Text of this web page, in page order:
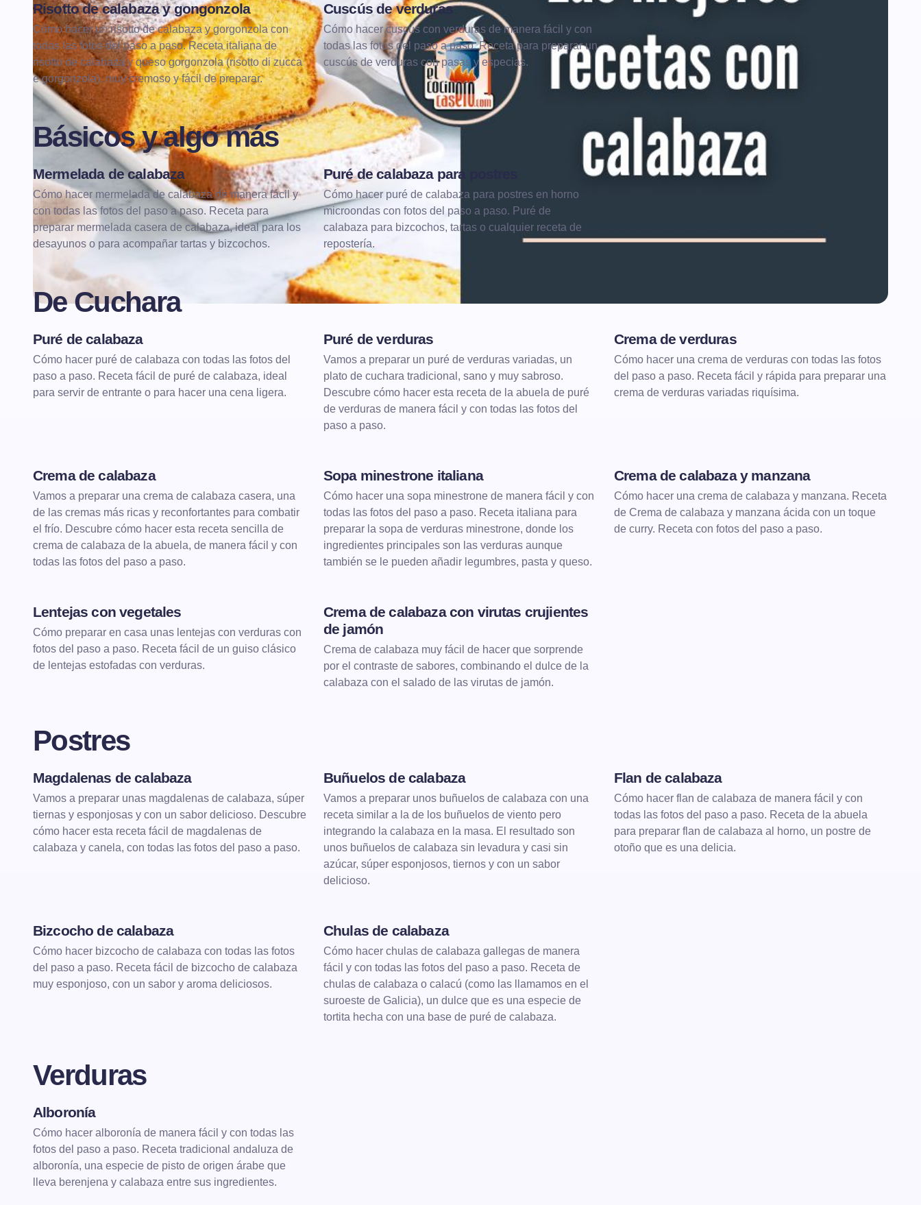
ARROCES RISOTTOS
Risotto de calabaza y gongonzola
Cómo hacer un risotto de calabaza y gorgonzola con
todas las fotos del paso a paso. Receta italiana de
risotto de calabaza y queso gorgonzola (risotto di zucca
e gorgonzola), muy cremoso y fácil de preparar.
ARROCES
Cuscús de verduras
Cómo hacer cuscús con verduras de manera fácil y con
todas las fotos del paso a paso. Receta para preparar un
cuscús de verduras con pasas y especias.
Básicos y algo más
BÁSICOS Y ALGO MÁS MERMELADAS
Mermelada de calabaza
Cómo hacer mermelada de calabaza de manera fácil y
con todas las fotos del paso a paso. Receta para
preparar mermelada casera de calabaza, ideal para los
desayunos o para acompañar tartas y bizcochos.
BÁSICOS Y ALGO MÁS
Puré de calabaza para postres
Cómo hacer puré de calabaza para postres en horno
microondas con fotos del paso a paso. Puré de
calabaza para bizcochos, tartas o cualquier receta de
repostería.
De Cuchara
Puré de calabaza
Cómo hacer puré de calabaza con todas las fotos del
paso a paso. Receta fácil de puré de calabaza, ideal
para servir de entrante o para hacer una cena ligera.
Puré de verduras
Vamos a preparar un puré de verduras variadas, un
plato de cuchara tradicional, sano y muy sabroso.
Descubre cómo hacer esta receta de la abuela de puré
de verduras de manera fácil y con todas las fotos del
paso a paso.
Crema de verduras
Cómo hacer una crema de verduras con todas las fotos
del paso a paso. Receta fácil y rápida para preparar una
crema de verduras variadas riquísima.
Crema de calabaza
Vamos a preparar una crema de calabaza casera, una
de las cremas más ricas y reconfortantes para combatir
el frío. Descubre cómo hacer esta receta sencilla de
crema de calabaza de la abuela, de manera fácil y con
todas las fotos del paso a paso.
Sopa minestrone italiana
Cómo hacer una sopa minestrone de manera fácil y con
todas las fotos del paso a paso. Receta italiana para
preparar la sopa de verduras minestrone, donde los
ingredientes principales son las verduras aunque
también se le pueden añadir legumbres, pasta y queso.
Crema de calabaza y manzana
Cómo hacer una crema de calabaza y manzana. Receta
de Crema de calabaza y manzana ácida con un toque
de curry. Receta con fotos del paso a paso.
Lentejas con vegetales
Cómo preparar en casa unas lentejas con verduras con
fotos del paso a paso. Receta fácil de un guiso clásico
de lentejas estofadas con verduras.
DE CUCHARA
Crema de calabaza con virutas crujientes
de jamón
Crema de calabaza muy fácil de hacer que sorprende
por el contraste de sabores, combinando el dulce de la
calabaza con el salado de las virutas de jamón.
Postres
Magdalenas de calabaza
Vamos a preparar unas magdalenas de calabaza, súper
tiernas y esponjosas y con un sabor delicioso. Descubre
cómo hacer esta receta fácil de magdalenas de
calabaza y canela, con todas las fotos del paso a paso.
Buñuelos de calabaza
Vamos a preparar unos buñuelos de calabaza con una
receta similar a la de los buñuelos de viento pero
integrando la calabaza en la masa. El resultado son
unos buñuelos de calabaza sin levadura y casi sin
azúcar, súper esponjosos, tiernos y con un sabor
delicioso.
Flan de calabaza
Cómo hacer flan de calabaza de manera fácil y con
todas las fotos del paso a paso. Receta de la abuela
para preparar flan de calabaza al horno, un postre de
otoño que es una delicia.
Bizcocho de calabaza
Cómo hacer bizcocho de calabaza con todas las fotos
del paso a paso. Receta fácil de bizcocho de calabaza
muy esponjoso, con un sabor y aroma deliciosos.
Chulas de calabaza
Cómo hacer chulas de calabaza gallegas de manera
fácil y con todas las fotos del paso a paso. Receta de
chulas de calabaza o calacú (como las llamamos en el
suroeste de Galicia), un dulce que es una especie de
tortita hecha con una base de puré de calabaza.
Verduras
Alboronía
Cómo hacer alboronía de manera fácil y con todas las
fotos del paso a paso. Receta tradicional andaluza de
alboronía, una especie de pisto de origen árabe que
lleva berenjena y calabaza entre sus ingredientes.